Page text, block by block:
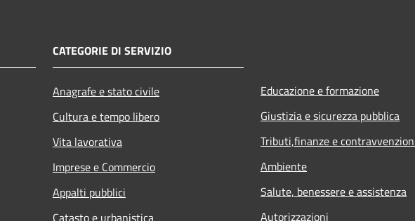
CATEGORIE DI SERVIZIO
Anagrafe e stato civile
Cultura e tempo libero
Vita lavorativa
Imprese e Commercio
Appalti pubblici
Catasto e urbanistica
Educazione e formazione
Giustizia e sicurezza pubblica
Tributi,finanze e
Ambiente
Salute, benessere e assistenza
Autorizzazioni